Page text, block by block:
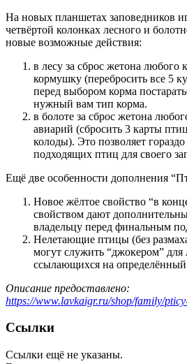
На новых планшетах заповедников
четвёртой колонках лесного и
новые возможные действия:
в лесу за сброс жетона любого
кормушку (перебросить все 5
перед выбором корма
нужный вам тип корма.
в болоте за сброс жетона
авиарий (сбросить 3 карты
колоды). Это позволяет
подходящих птиц для своего
Ещё две особенности дополнения
Новое жёлтое свойство “в
свойством дают
владельцу перед финальным
Нелетающие птицы (без
могут служить “джокером”
ссылающихся на определённый
Описание предоставлено:
https://www.lavkaigr.ru/shop/family/
Ссылки
Ссылки ещё не указаны.